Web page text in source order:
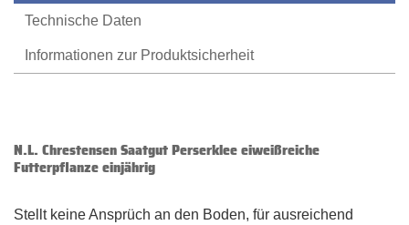
Technische Daten
Informationen zur Produktsicherheit
N.L. Chrestensen Saatgut Perserklee eiweißreiche
Futterpflanze einjährig
Stellt keine Ansprüch an den Boden, für ausreichend